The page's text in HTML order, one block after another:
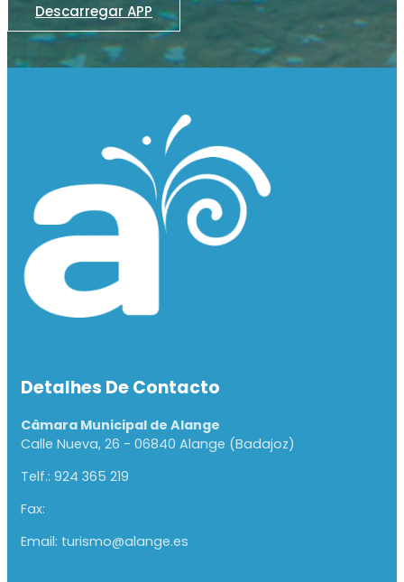
Descarregar APP
Detalhes De Contacto
Câmara Municipal de Alange
Calle Nueva, 26 - 06840 Alange (Badajoz)
Telf.: 924 365 219
Fax:
Email: turismo@alange.es